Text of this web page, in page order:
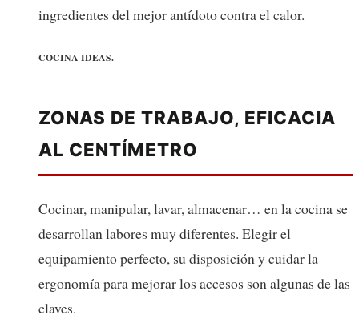
ingredientes del mejor antídoto contra el calor.
COCINA IDEAS.
ZONAS DE TRABAJO, EFICACIA
AL CENTÍMETRO
Cocinar, manipular, lavar, almacenar… en la cocina se
desarrollan labores muy diferentes. Elegir el
equipamiento perfecto, su disposición y cuidar la
ergonomía para mejorar los accesos son algunas de las
claves.